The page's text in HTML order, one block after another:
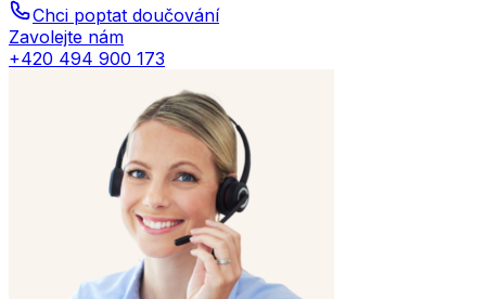
Chci poptat doučování
Zavolejte nám
+420 494 900 173